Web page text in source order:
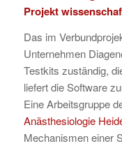
Projekt
Das im
Unternehmen
Testkits zuständig,
liefert die Software
Eine Arbeitsgruppe
Anästhesiologie
Mechanismen einer